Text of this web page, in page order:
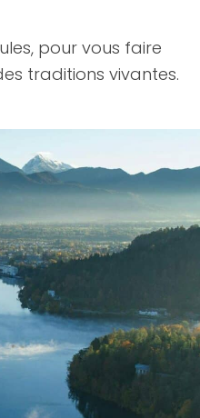
pour vous faire
traditions vivantes.